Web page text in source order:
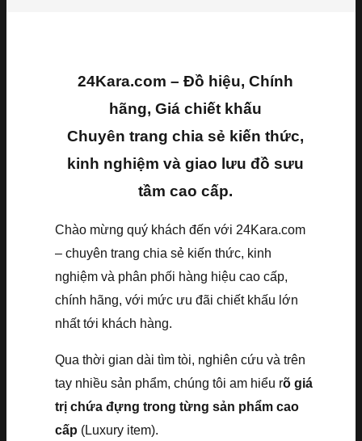
24Kara.com – Đồ hiệu, Chính
hãng, Giá chiết khấu
Chuyên trang chia sẻ kiến thức,
kinh nghiệm và giao lưu đồ sưu
tầm cao cấp.
Chào mừng quý khách đến với 24Kara.com
– chuyên trang chia sẻ kiến thức, kinh
nghiệm và phân phối hàng hiệu cao cấp,
chính hãng, với mức ưu đãi chiết khấu lớn
nhất tới khách hàng.
Qua thời gian dài tìm tòi, nghiên cứu và trên
tay nhiều sản phẩm, chúng tôi am hiểu rõ giá
trị chứa đựng trong từng sản phẩm cao
cấp (Luxury item).